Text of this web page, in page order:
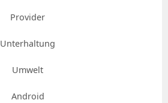
Provider
Unterhaltung
Umwelt
Android